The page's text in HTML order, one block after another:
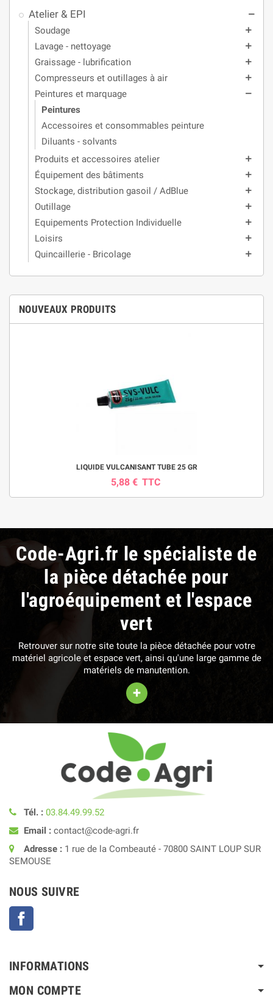
Atelier & EPI remove
Soudage add
Lavage - nettoyage add
Graissage - lubrification add
Compresseurs et outillages à air add
Peintures et marquage remove
Peintures
Accessoires et consommables peinture
Diluants - solvants
Produits et accessoires atelier
add
Équipement des bâtiments add
Stockage, distribution gasoil / AdBlue add
Outillage add
Equipements Protection Individuelle add
Loisirs add
Quincaillerie - Bricolage add
NOUVEAUX PRODUITS
LIQUIDE VULCANISANT TUBE 25 GR
5,88 € TTC
Code-Agri.fr le spécialiste de
la pièce détachée pour
l'agroéquipement et l'espace
vert
Retrouver sur notre site toute la pièce détachée pour votre
matériel agricole et espace vert, ainsi qu'une large gamme de
matériels de manutention.
+
Tél. : 03.84.49.99.52
Email : contact@code-agri.fr
Adresse : 1 rue de la Combeauté - 70800 SAINT LOUP SUR
SEMOUSE
NOUS SUIVRE
INFORMATIONS
MON COMPTE